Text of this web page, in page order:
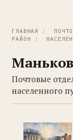
ГЛАВНАЯ /
РАЙОН
/
Почтовые
населенного